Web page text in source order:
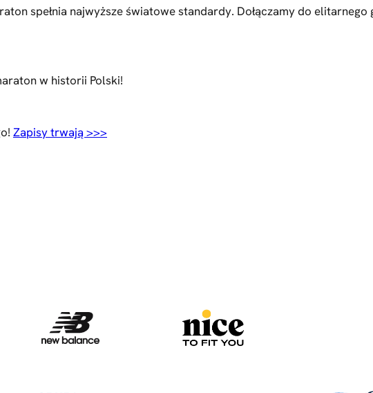
spełnia najwyższe światowe standardy. Dołączamy do
w historii Polski!
Zapisy trwają >>>